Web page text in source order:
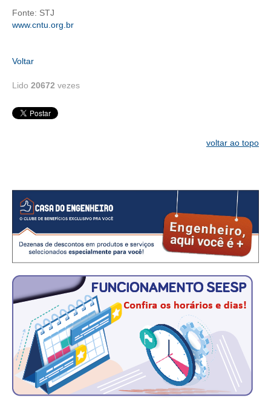
FGTS CORREÇÃO
LEI 6.496/1977 – ART
PISO SALARIAL
FIQUE POR DENTRO
OPORTUNIDADES
APRESENTAÇÃO
EMPREGO E ESTÁGIO
CARREIRA
AUTÔNOMOS E SERVIÇOS
NEWSLETTER
GUIA DAS ENGENHARIAS
Fonte: STJ
www.cntu.org.br
Voltar
Lido 20672 vezes
voltar ao topo